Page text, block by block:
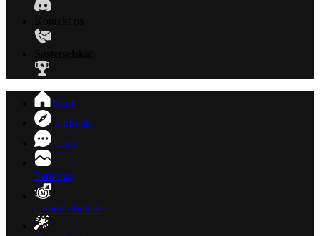
Start
Udforsk
Chat
Samling
Generer billede